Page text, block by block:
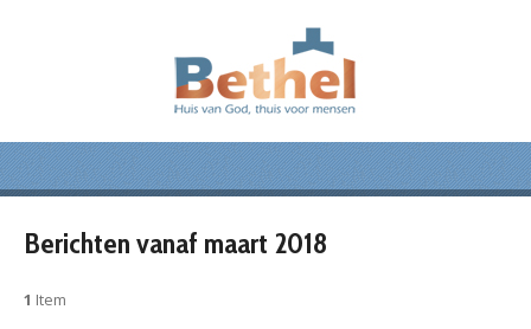
Berichten vanaf maart 2018
1 Item